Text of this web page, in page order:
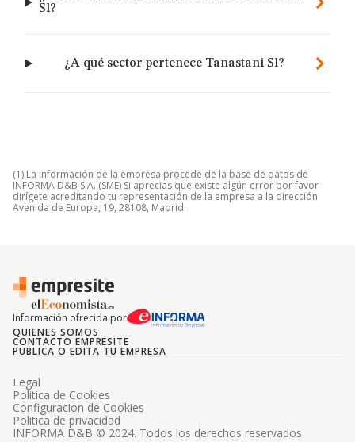
Sl?
¿A qué sector pertenece Tanastani Sl?
(1) La información de la empresa procede de la base de datos de
INFORMA D&B S.A. (SME) Si aprecias que existe algún error por favor
dirígete acreditando tu representación de la empresa a la dirección
Avenida de Europa, 19, 28108, Madrid.
Información ofrecida por
QUIENES SOMOS
CONTACTO EMPRESITE
PUBLICA O EDITA TU EMPRESA
INFORMA D&B © 2024. Todos los derechos reservados
Legal
Politica de Cookies
Configuracion de Cookies
Politica de privacidad